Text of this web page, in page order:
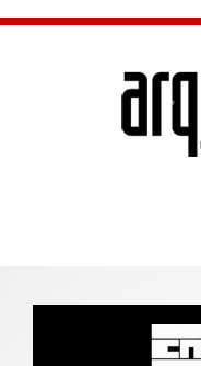
Skip to main content